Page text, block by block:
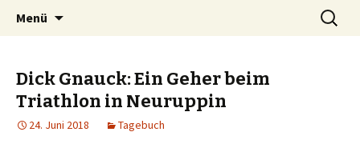
Peter Grau
Menü
Suchen
nach:
Dick Gnauck: Ein Geher beim
Triathlon in Neuruppin
24. Juni 2018 Tagebuch